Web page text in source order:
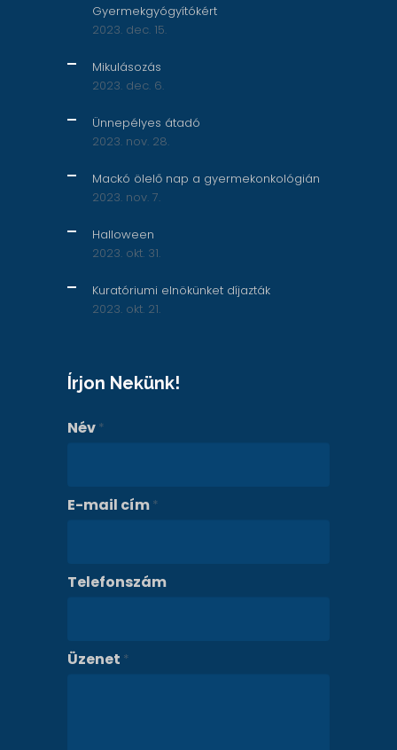
Gyermekgyógyítókért
2023. dec. 15.
Mikulásozás
2023. dec. 6.
Ünnepélyes átadó
2023. nov. 28.
Mackó ölelő nap a gyermekonkológián
2023. nov. 7.
Halloween
2023. okt. 31.
Kuratóriumi elnökünket díjazták
2023. okt. 21.
Írjon Nekünk!
Név *
E-mail cím *
Telefonszám
Üzenet *